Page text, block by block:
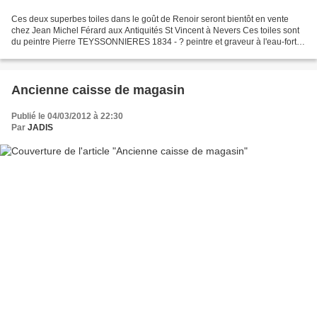
Ces deux superbes toiles dans le goût de Renoir seront bientôt en vente
chez Jean Michel Férard aux Antiquités St Vincent à Nevers Ces toiles sont
du peintre Pierre TEYSSONNIERES 1834 - ? peintre et graveur à l'eau-forte,
Ancienne caisse de magasin
Publié le 04/03/2012 à 22:30
Par JADIS